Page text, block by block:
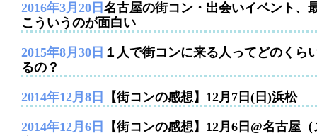
2016年3月20日 名古屋の街コン・出会いイベント、
こういうのが面白い
2015年8月30日 １人で街コンに来る人ってどのくら
るの？
2014年12月8日 【街コンの感想】12月7日(日)浜松
2014年12月6日
【街コンの感想】12月6日@名古屋（